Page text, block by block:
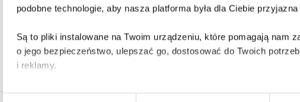
podobne technologie, aby nasza platforma była dla Ciebie
Są to pliki instalowane na Twoim urządzeniu, które pomagają nam
o jego bezpieczeństwo, ulepszać go, dostosować do Twoich
i reklamy.
Poza plikami, które są nam niezbędne do prawidłowego i
Douglas Skelton
The city is caught in the vice-like grip of a